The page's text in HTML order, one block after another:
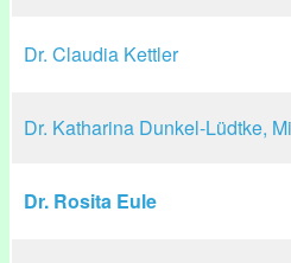
Dr. Claudia Kettler
Dr. Katharina Dunkel-Lüdtke,
Dr. Rosita Eule